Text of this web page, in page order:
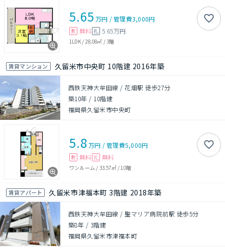
5.65 万円 /管理費3,000円
敷 無料 礼 5.65万円
1LDK/ 28.08㎡ /3階
賃貸マンション 久留米市中央町 10階建 2016年築
西鉄天神大牟田線 / 花畑駅 徒歩27分
築10年 / 10階建
福岡県久留米市中央町
5.8万円 /管理費5,000円
敷 無料 礼 無料
ワンルーム / 33.57㎡/ 10階
賃貸アパート 久留米市津福本町 3階建 2018年築
西鉄天神大牟田線 / 聖マリア病院前駅 徒歩5分
築8年 / 3階建
福岡県久留米市津福本町